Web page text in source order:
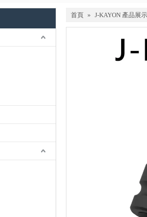
首頁 » J-KAYON 產品展示